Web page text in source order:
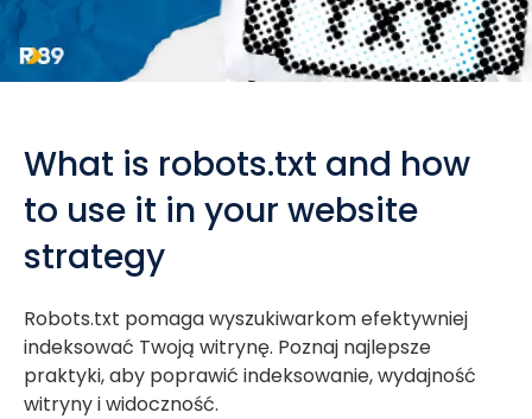
What is robots.txt and how
to use it in your website
strategy
Robots.txt pomaga wyszukiwarkom efektywniej
indeksować Twoją witrynę. Poznaj najlepsze
praktyki, aby poprawić indeksowanie, wydajność
witryny i widoczność.